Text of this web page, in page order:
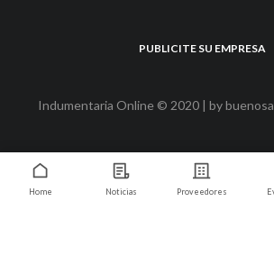
PUBLICITE SU EMPRESA
Indumentaria Online © 2020 | by
Home Noticias Proveedores